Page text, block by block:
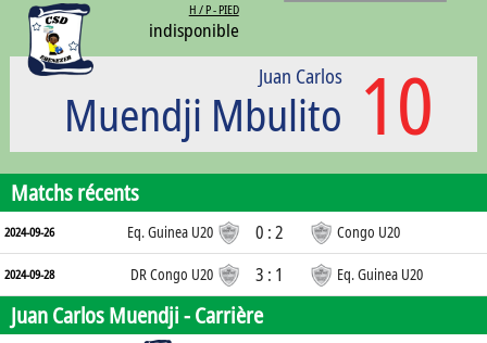
H / P - PIED
indisponible
10
Juan Carlos
Muendji Mbulito
Matchs récents
2024-09-26 Eq. Guinea U20 0 : 2 Congo U20
2024-09-28 DR Congo U20 3 : 1 Eq. Guinea U20
Juan Carlos Muendji -Carrière